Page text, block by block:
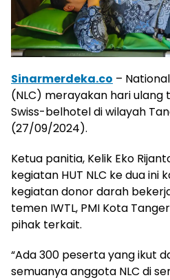
Sinarmerdeka.co –
(NLC) merayakan hari ulang
Swiss-belhotel di wilayah
(27/09/2024).
Ketua panitia, Kelik Eko
kegiatan HUT NLC ke dua ini
kegiatan donor darah
temen IWTL, PMI Kota
pihak terkait.
“Ada 300 peserta yang ikut
semuanya anggota NLC di